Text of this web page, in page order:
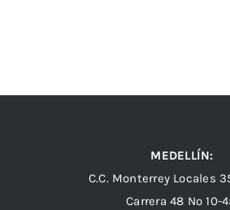
MEDELLÍN:
C.C. Monterrey Locales
Carrera 48 Nº 10-